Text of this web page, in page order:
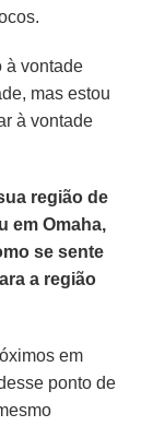
à vontade
mas estou
à vontade
região de
em Omaha,
se sente
a região
em
ponto de